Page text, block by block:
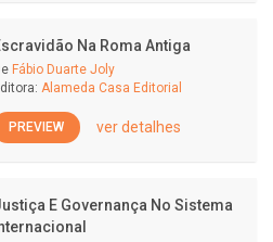
Na Roma Antiga
Fábio Duarte Joly
Alameda Casa Editorial
PREVIEW ver detalhes
E Governança No Sistema